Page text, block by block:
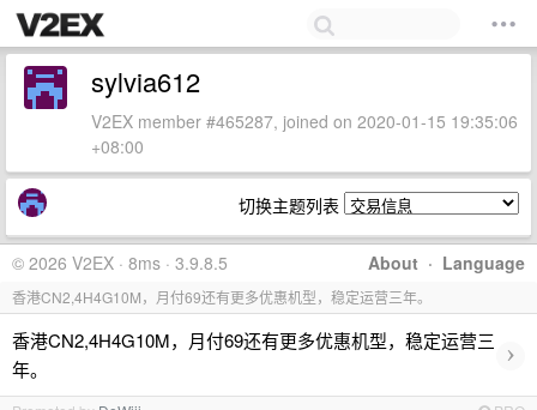
sylvia612
V2EX member #465287, joined on 2020-01-15 19:35:06
+08:00
切换主题列表
About · Language
© 2026 V2EX · 8ms · 3.9.8.5
香港CN2,4H4G10M，月付69还有更多优惠机型，稳定运营三年。
香港CN2,4H4G10M，月付69还有更多优惠机型，稳定运营三
年。
›